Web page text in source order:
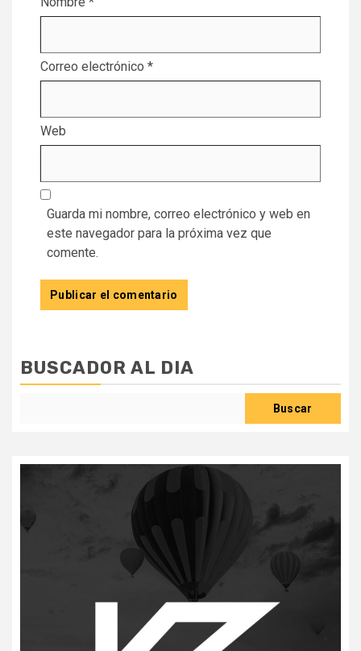
Correo electrónico *
Web
Guarda mi nombre, correo electrónico y web en
este navegador para la próxima vez que
comente.
BUSCADOR AL DIA
Buscar